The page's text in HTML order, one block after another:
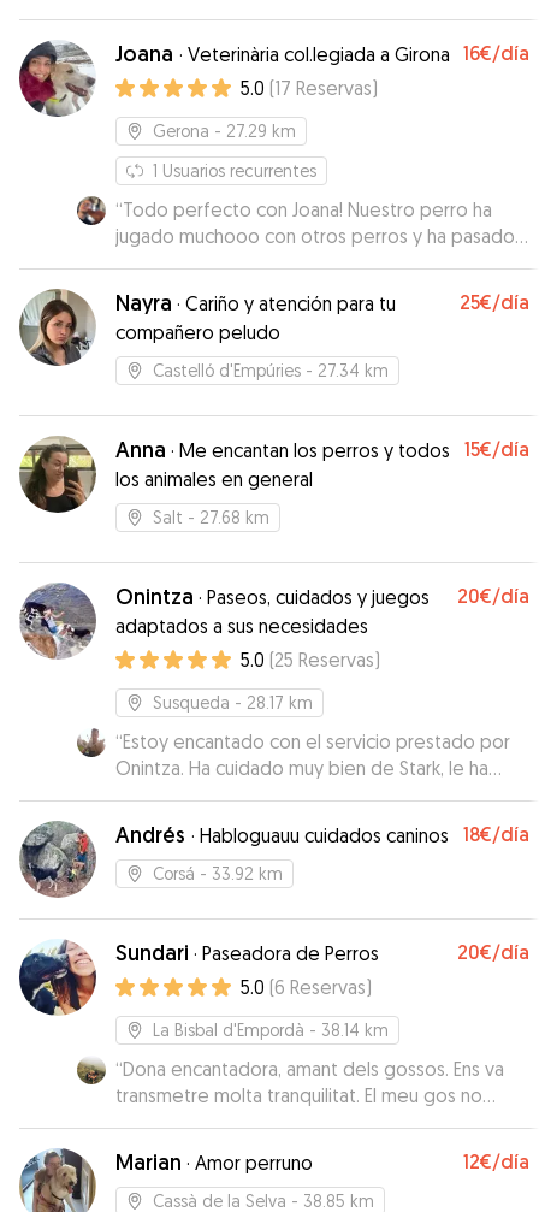
Joana · Veterinària col.legiada a Girona 16€/día
5.0 (17 Reservas)
Gerona - 27.29 km
1 Usuarios recurrentes
“Todo perfecto con Joana! Nuestro perro ha
jugado muchooo con otros perros y ha pasado
un rato genial. In total confianza con Joana. No
dudaremos de dejarlo de nuevo con ella.
Gracias!
”
Nayra · Cariño y atención para tu
compañero peludo
25€/día
Castelló d'Empúries - 27.34 km
Anna · Me encantan los perros y todos
los animales en general
15€/día
Salt - 27.68 km
Onintza · Paseos, cuidados y juegos
adaptados a sus necesidades
20€/día
5.0 (25 Reservas)
Susqueda - 28.17 km
“Estoy encantado con el servicio prestado por
Onintza. Ha cuidado muy bien de Stark, le ha
dado largos paseos y ha estado en
comunicación conmigo constante. Muy
recomendable.”
Andrés · Habloguauu cuidados caninos 18€/día
Corsá - 33.92 km
Sundari · Paseadora de Perros 20€/día
5.0 (6 Reservas)
La Bisbal d'Empordà - 38.14 km
“Dona encantadora, amant dels gossos. Ens va
transmetre molta tranquilitat. El meu gos no
podria haver estat millor!!!”
Marian · Amor perruno 12€/día
Cassà de la Selva - 38.85 km